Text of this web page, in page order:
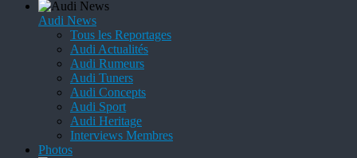
Audi News
Tous les Reportages
Audi Actualités
Audi Rumeurs
Audi Tuners
Audi Concepts
Audi Sport
Audi Heritage
Interviews Membres
Photos